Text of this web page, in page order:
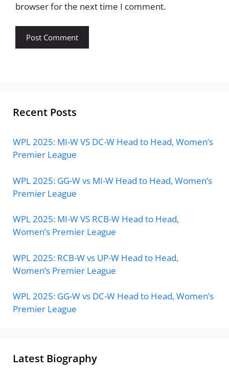
browser for the next time I comment.
Recent Posts
WPL 2025: MI-W VS DC-W Head to Head, Women’s
Premier League
WPL 2025: GG-W vs MI-W Head to Head, Women’s
Premier League
WPL 2025: MI-W VS RCB-W Head to Head,
Women’s Premier League
WPL 2025: RCB-W vs UP-W Head to Head,
Women’s Premier League
WPL 2025: GG-W vs DC-W Head to Head, Women’s
Premier League
Latest Biography